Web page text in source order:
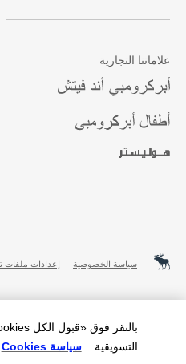
التسويقية.
سياسة Cookies
علاماتنا التجارية
سياسة الخصوصية إعدادات ملفات